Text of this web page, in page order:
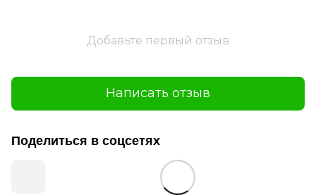
Добавьте первый отзыв
Написать отзыв
Поделиться в соцсетях